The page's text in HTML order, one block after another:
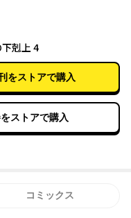
者システム』を手にし
ジー）
08月27日
剋上 4
をストアで購入
ストアで購入
コミックス